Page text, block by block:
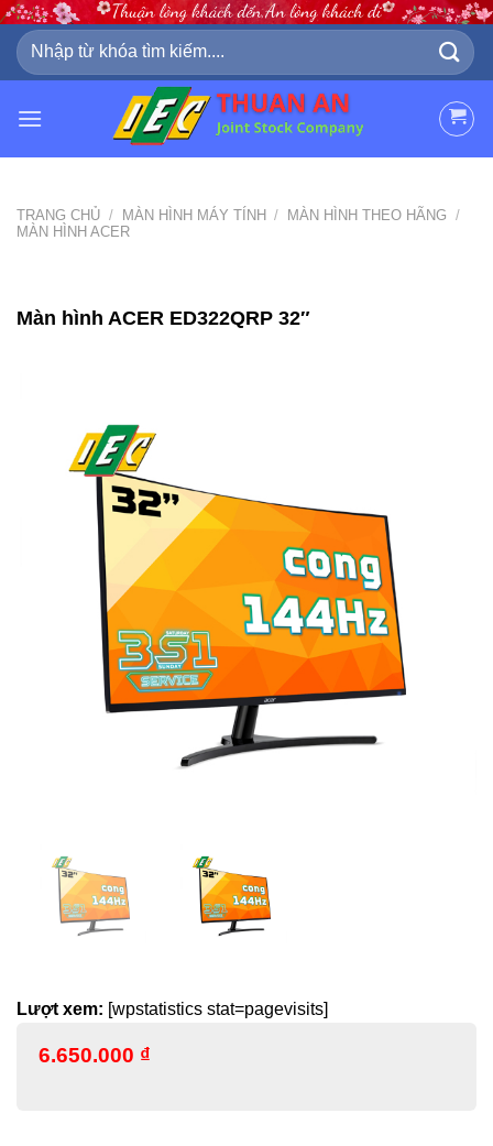
Skip
content
Tìm
kiếm:
TRANG CHỦ / MÀN HÌNH MÁY TÍNH / MÀN HÌNH THEO HÃNG
/
MÀN HÌNH ACER
Màn hình ACER ED322QRP 32″
Lượt xem: [wpstatistics stat=pagevisits]
6.650.000 ₫